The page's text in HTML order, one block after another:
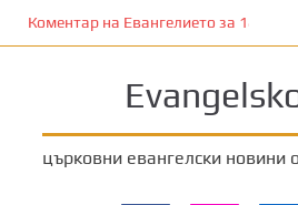
Коментар на Евангелието за 18
църковни евангелски новини